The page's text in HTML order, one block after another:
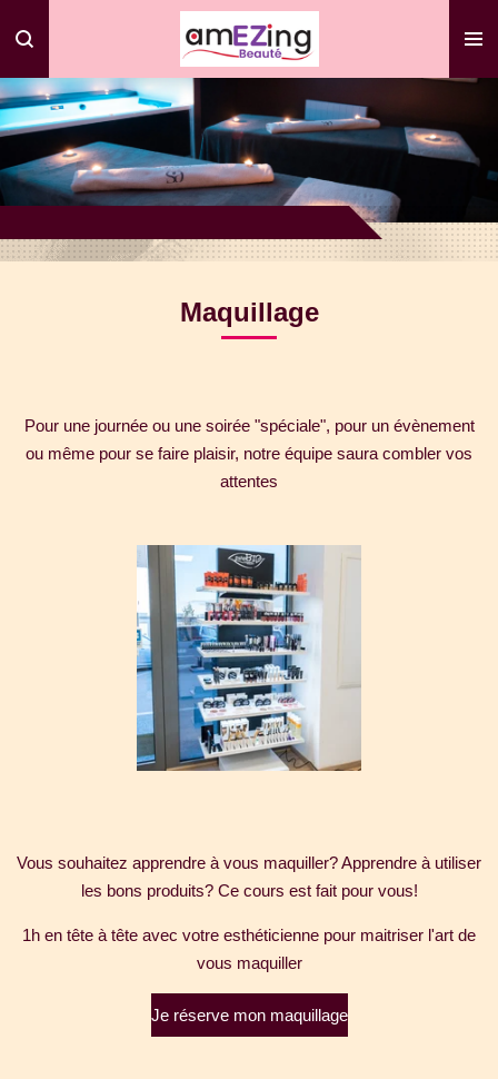
au
contenu
principal
Maquillage
Pour une journée ou une soirée "spéciale", pour un évènement
ou même pour se faire plaisir, notre équipe saura combler vos
attentes
Vous souhaitez apprendre à vous maquiller? Apprendre à utiliser
les bons produits? Ce cours est fait pour vous!
1h en tête à tête avec votre esthéticienne pour maitriser l'art de
vous maquiller
Je réserve mon maquillage